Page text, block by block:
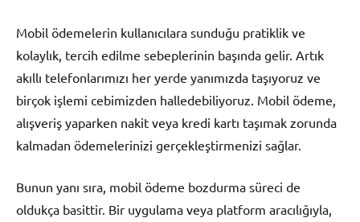
Mobil ödemelerin kullanıcılara sunduğu pratiklik ve
kolaylık, tercih edilme sebeplerinin başında gelir. Artık
akıllı telefonlarımızı her yerde yanımızda taşıyoruz ve
birçok işlemi cebimizden halledebiliyoruz. Mobil ödeme,
alışveriş yaparken nakit veya kredi kartı taşımak zorunda
kalmadan ödemelerinizi gerçekleştirmenizi sağlar.
Bunun yanı sıra, mobil ödeme bozdurma süreci de
oldukça basittir. Bir uygulama veya platform aracılığıyla,